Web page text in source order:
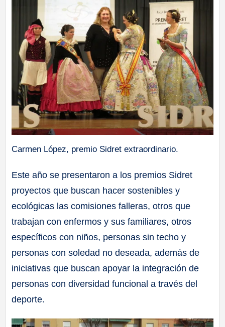
Carmen López, premio Sidret extraordinario.
Este año se presentaron a los premios Sidret
proyectos que buscan hacer sostenibles y
ecológicas las comisiones falleras, otros que
trabajan con enfermos y sus familiares, otros
específicos con niños, personas sin techo y
personas con soledad no deseada, además de
iniciativas que buscan apoyar la integración de
personas con diversidad funcional a través del
deporte.